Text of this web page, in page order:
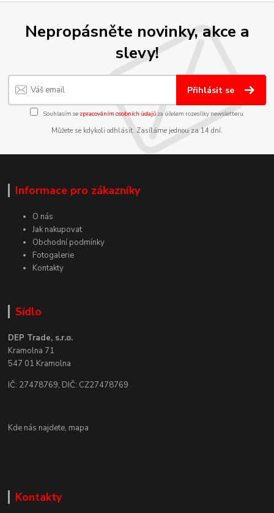
Nepropásněte novinky, akce a
slevy!
Přihlásit se
Souhlasím se zpracováním osobních údajůza účelem rozesílky newsletteru.
Můžete se kdykoli odhlásit. Zasíláme jednou za 14 dní.
Informace pro zákazníky
O nás
Jak nakupovat
Obchodní podmínky
Fotogalerie
Kontakty
Sídlo
DEP Trade, s.r.o.
Kramolna 71
547 01 Kramolna
IČ: 27478769, DIČ: CZ27478769
Kde nás najdete, mapa
Kontakty